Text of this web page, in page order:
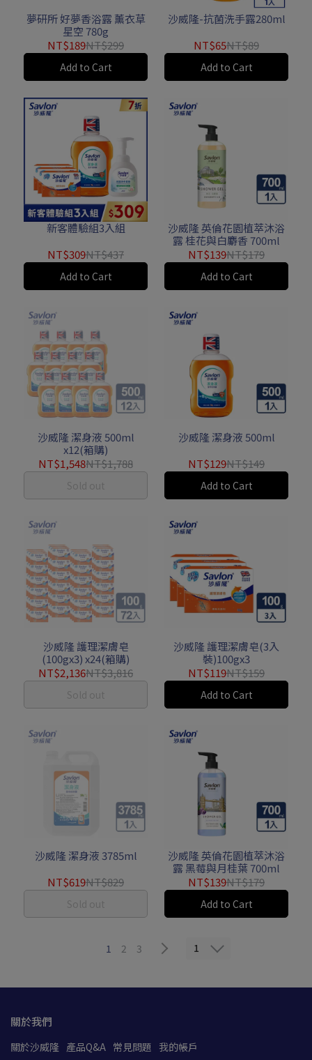
夢研所 好夢香浴露 薰衣草
星空 780g
NT$189NT$299
Add to Cart
沙威隆-抗菌洗手露280ml
NT$65NT$89
Add to Cart
新客體驗組3入組
NT$309NT$437
Add to Cart
沙威隆 英倫花園植萃沐浴
露 桂花與白麝香 700ml
NT$139NT$179
Add to Cart
沙威隆 潔身液 500ml
x12(箱購)
NT$1,548NT$1,788
Sold out
沙威隆 潔身液 500ml
NT$129NT$149
Add to Cart
沙威隆 護理潔膚皂
(100gx3) x24(箱購)
NT$2,136NT$3,816
Sold out
沙威隆 護理潔膚皂(3入
裝)100gx3
NT$119NT$159
Add to Cart
沙威隆 潔身液 3785ml
NT$619NT$829
Sold out
沙威隆 英倫花園植萃沐浴
露 黑莓與月桂葉 700ml
NT$139NT$179
Add to Cart
1 2 3 1
關於我們
關於沙威隆 產品Q&A 常見問題 我的帳戶